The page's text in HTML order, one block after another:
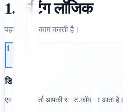
1. रूटिंग लॉजिक
पहचान कैसे काम करती है।
1
डिटेक्शन:
एक उपयोगकर्ता आपकी साइट.कॉम पर आता है।